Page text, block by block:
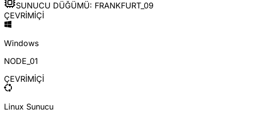
SUNUCU DÜĞÜMÜ: FRANKFURT_09
ÇEVRİMİÇİ
Windows
NODE_01
ÇEVRİMİÇİ
Linux Sunucu